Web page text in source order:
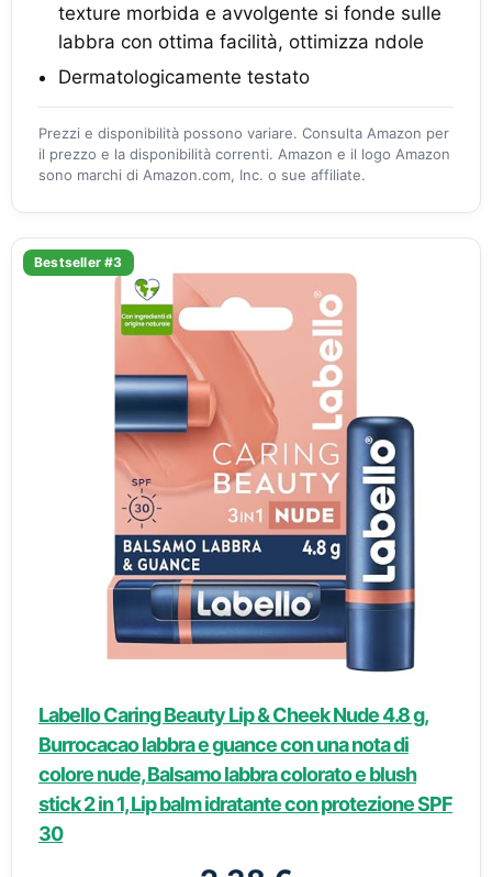
texture morbida e avvolgente si fonde sulle
labbra con ottima facilità, ottimizza ndole
Dermatologicamente testato
Prezzi e disponibilità possono variare. Consulta Amazon per
il prezzo e la disponibilità correnti. Amazon e il logo Amazon
sono marchi di Amazon.com, Inc. o sue affiliate.
Bestseller #3
Labello Caring Beauty Lip & Cheek Nude 4.8 g,
Burrocacao labbra e guance con una nota di
colore nude, Balsamo labbra colorato e blush
stick 2 in 1, Lip balm idratante con protezione SPF
30